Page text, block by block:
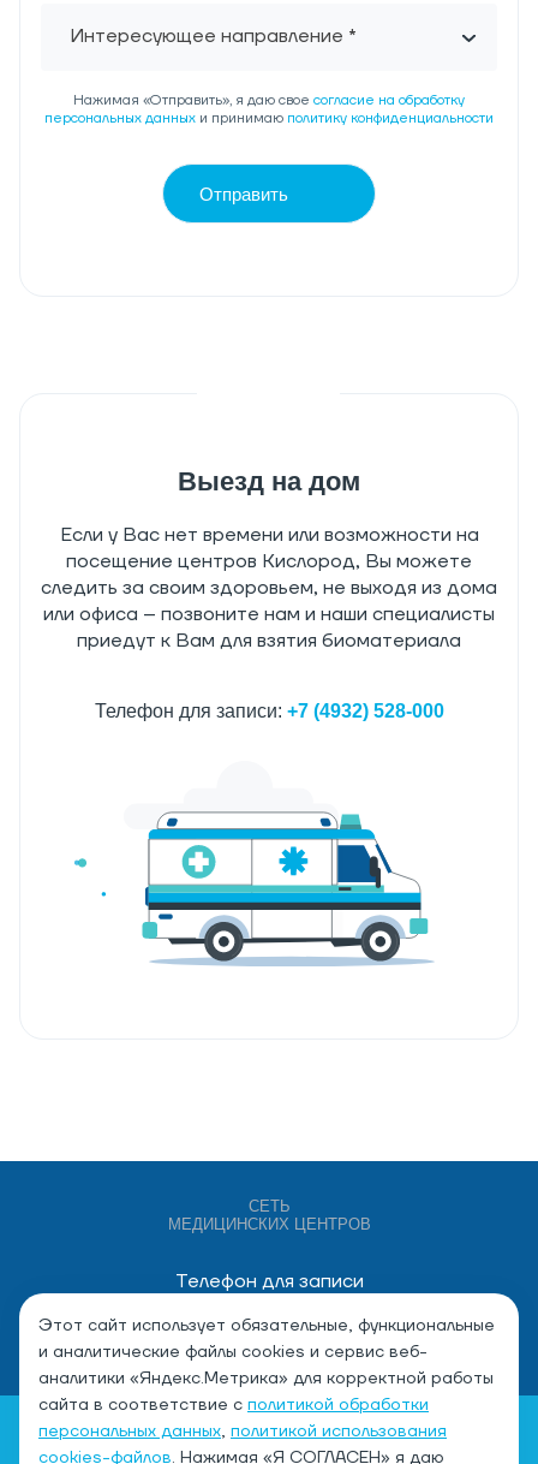
Интересующее направление *
Нажимая «Отправить», я даю свое согласие на обработку
персональных данных и принимаю политику конфиденциальности
Отправить
Выезд на дом
Если у Вас нет времени или возможности на
посещение центров Кислород, Вы можете
следить за своим здоровьем, не выходя из дома
или офиса – позвоните нам и наши специалисты
приедут к Вам для взятия биоматериала
Телефон для записи: +7 (4932) 528-000
СЕТЬ
МЕДИЦИНСКИХ ЦЕНТРОВ
Телефон для записи
+7 (4932) 528-000
Этот сайт использует обязательные, функциональные
и аналитические файлы cookies и сервис веб-
аналитики «Яндекс.Метрика» для корректной работы
сайта в соответствие с политикой обработки
персональных данных, политикой использования
cookies-файлов. Нажимая «Я СОГЛАСЕН» я даю